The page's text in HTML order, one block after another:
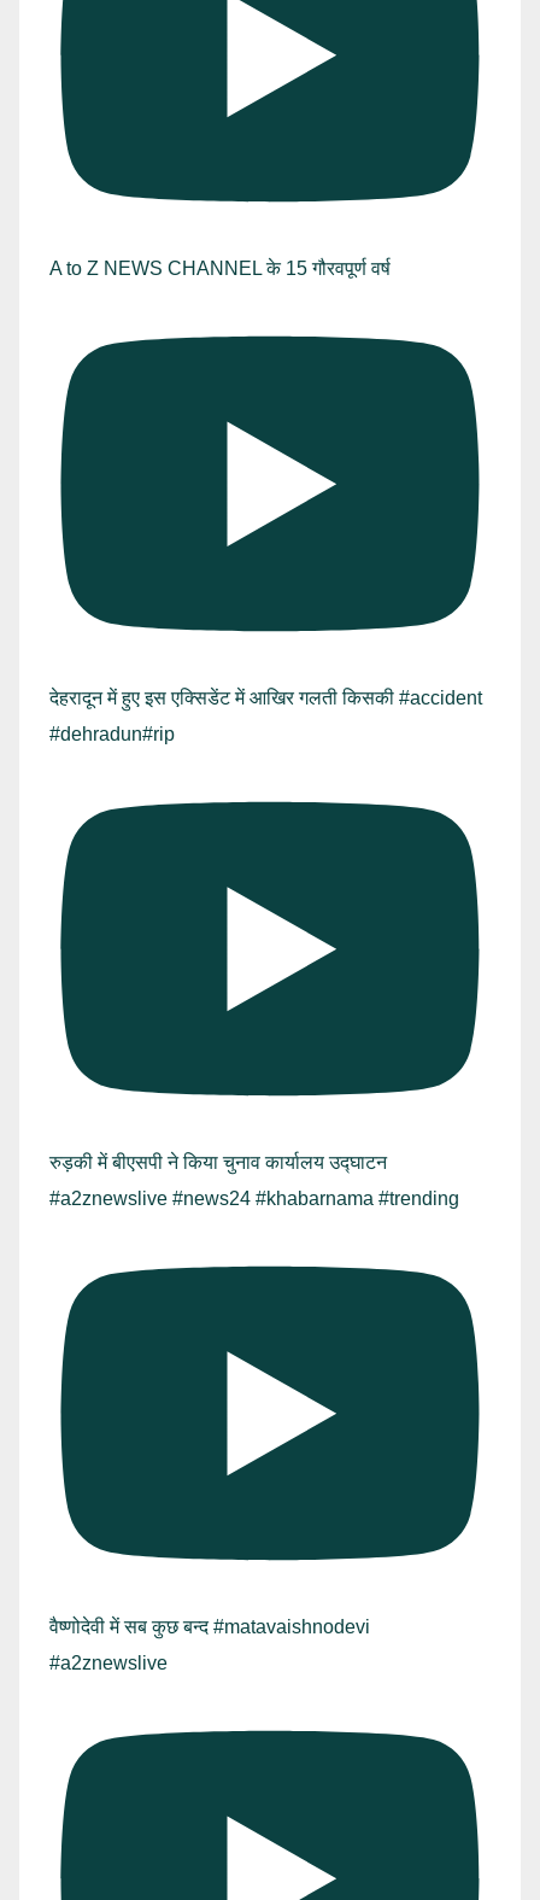
A to Z NEWS CHANNEL के 15 गौरवपूर्ण वर्ष
देहरादून में हुए इस एक्सिडेंट में आखिर गलती किसकी #accident
#dehradun#rip
रुड़की में बीएसपी ने किया चुनाव कार्यालय उद्घाटन
#a2znewslive #news24 #khabarnama #trending
वैष्णोदेवी में सब कुछ बन्द #matavaishnodevi
#a2znewslive